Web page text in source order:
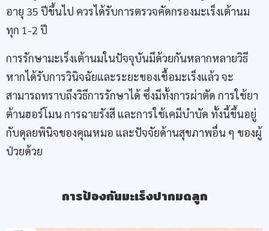
อายุ 35 ปีขึ้นไป ควรได้รับการตรวจคัดกรองมะเร็งเต้านม
ทุก 1-2 ปี
การรักษามะเร็งเต้านมในปัจจุบันมีด้วยกันหลากหลายวิธี
หากได้รับการวินิจฉัยและระยะของเชื้อมะเร็งแล้ว จะ
สามารถทราบถึงวิธีการรักษาได้ ซึ่งมีทั้งการผ่าตัด การใช้ยา
ต้านฮอร์โมน การฉายรังสี และการใช้เคมีบำบัด ทั้งนี้ขึ้นอยู่
กับดุลยพินิจของคุณหมอ และปัจจัยด้านสุขภาพอื่น ๆ ของผู้
ป่วยด้วย
การป้องกันมะเร็งปากมดลูก